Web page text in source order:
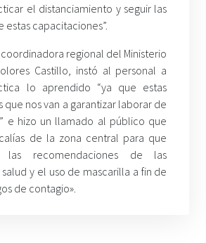
el distanciamiento y seguir las
estas capacitaciones”.
regional del Ministerio
Castillo, instó al personal a
lo aprendido “ya que estas
que nos van a garantizar laborar de
e hizo un llamado al público que
de la zona central para que
las recomendaciones de las
y el uso de mascarilla a fin de
de contagio».